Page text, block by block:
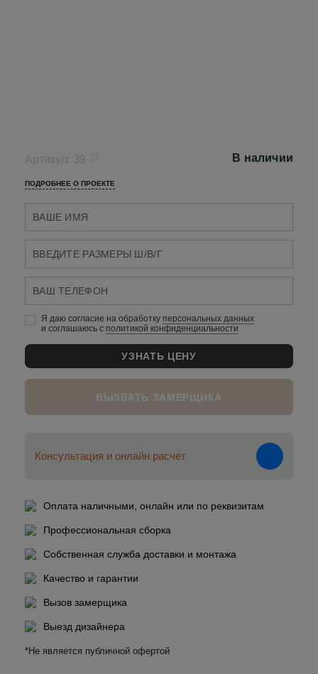
Артикул: 39 В наличии
ПОДРОБНЕЕ О ПРОЕКТЕ
Я даю согласие на обработку персональных данныx
и соглашаюсь c политикой конфиденциальности
ВЫЗВАТЬ ЗАМЕРЩИКА
Консультация и онлайн расчёт
Оплата наличными, онлайн или по реквизитам
Профессиональная сборка
Собственная служба доставки и монтажа
Качество и гарантии
Вызов замерщика
Выезд дизайнера
*Не является публичной офертой